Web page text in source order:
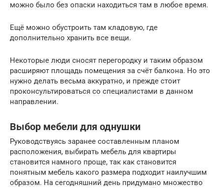
можно было без опаски находиться там в любое время.
Ещё можно обустроить там кладовую, где
дополнительно хранить все вещи.
Некоторые люди сносят перегородку и таким образом
расширяют площадь помещения за счёт балкона. Но это
нужно делать весьма аккуратно, и прежде стоит
проконсультироваться со специалистами в данном
направлении.
Выбор мебели для однушки
Руководствуясь заранее составленным планом
расположения, выбирать мебель для квартиры
становится намного проще, так как становится
понятным мебель какого размера подходит наилучшим
образом. На сегодняшний день придумано множество